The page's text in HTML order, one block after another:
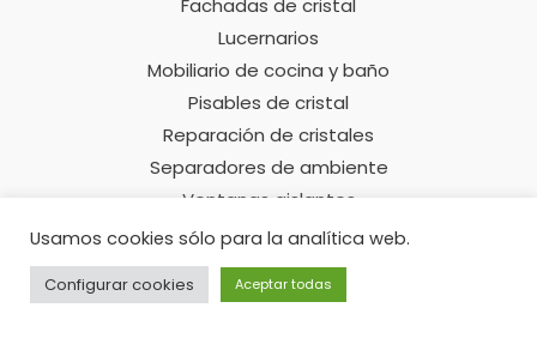
Fachadas de cristal
Lucernarios
Mobiliario de cocina y baño
Pisables de cristal
Reparación de cristales
Separadores de ambiente
Ventanas aislantes
Vitrinas de cristal
Usamos cookies sólo para la analítica web.
Configurar cookies Aceptar todas